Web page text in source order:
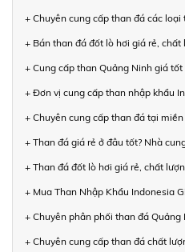
+ Chuyên cung cấp than đá các loại
+ Bán than đá đốt lò hơi giá rẻ,
+ Cung cấp than Quảng Ninh giá
+ Đơn vị cung cấp than nhập khẩu
+ Chuyên cung cấp than đá tại
+ Than đá giá rẻ ở đâu tốt? Nhà
+ Than đá đốt lò hơi giá rẻ, chất
+ Mua Than Nhập Khẩu Indonesia
+ Chuyên phân phối than đá
+ Chuyên cung cấp than đá chất